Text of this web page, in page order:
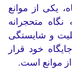
یکی از موانع
متحجرانه
و شایستگی
خود قرار
موانع است.